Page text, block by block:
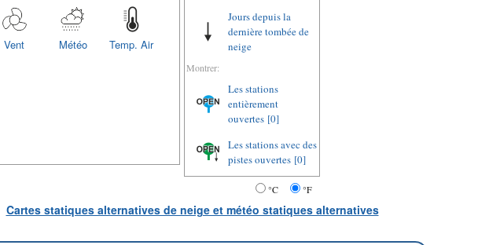
Temp. Air
Météo
Vent
Jours depuis la
dernière tombée de
neige
Montrer:
Les stations
entièrement
ouvertes [0]
Les stations avec des
pistes ouvertes [0]
°C °F
Cartes statiques alternatives de neige et météo statiques alternatives